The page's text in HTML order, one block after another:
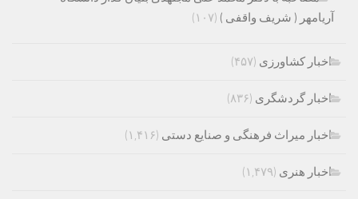
آریامهر ( شریف واقفی ) (۱۰۷)
اخبار کشاورزی (۴۵۷)
اخبار گردشگری (۸۳۶)
اخبار میراث فرهنگی و صنایع دستی (۱,۴۱۶)
اخبار هنری (۱,۴۷۹)